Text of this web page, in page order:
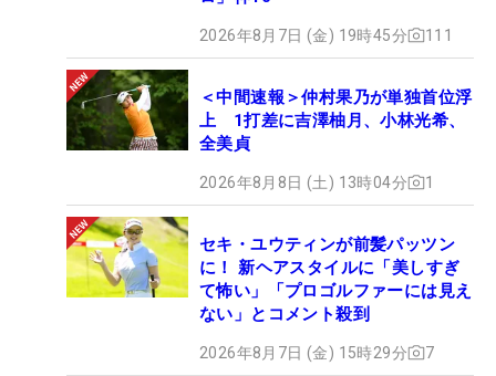
2026年8月7日 (金) 19時45分 111
＜中間速報＞仲村果乃が単独首位浮
上 1打差に吉澤柚月、小林光希、
全美貞
2026年8月8日 (土) 13時04分 1
セキ・ユウティンが前髪パッツン
に！ 新ヘアスタイルに「美しすぎ
て怖い」「プロゴルファーには見え
ない」とコメント殺到
2026年8月7日 (金) 15時29分 7